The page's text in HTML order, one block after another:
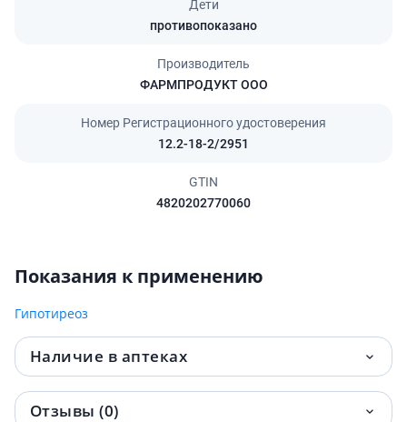
Дети
противопоказано
Производитель
ФАРМПРОДУКТ ООО
Номер Регистрационного удостоверения
12.2-18-2/2951
GTIN
4820202770060
Показания к применению
Гипотиреоз
Наличие в аптеках
Отзывы (0)